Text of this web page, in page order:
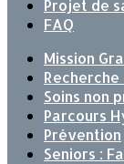
Projet de
FAQ
Mission
Soins non
Parcours
Prévention
Seniors :